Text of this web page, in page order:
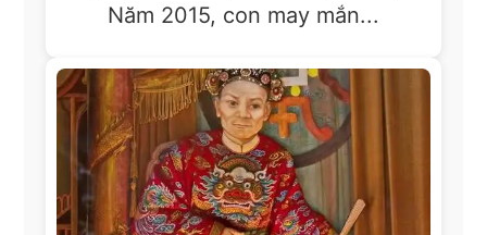
Năm 2015, con may mắn...